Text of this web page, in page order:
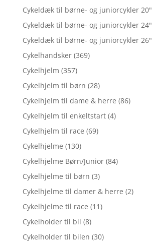
Cykeldæk til børne- og juniorcykler 20"
Cykeldæk til børne- og juniorcykler 24"
Cykeldæk til børne- og juniorcykler 26"
Cykelhandsker (369)
Cykelhjelm (357)
Cykelhjelm til børn (28)
Cykelhjelm til dame & herre (86)
Cykelhjelm til enkeltstart (4)
Cykelhjelm til race (69)
Cykelhjelme (130)
Cykelhjelme Børn/Junior (84)
Cykelhjelme til børn (3)
Cykelhjelme til damer & herre (2)
Cykelhjelme til race (11)
Cykelholder til bil (8)
Cykelholder til bilen (30)